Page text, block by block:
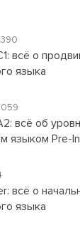
всё о
языка
всё об
языком Pre-
всё о
языка